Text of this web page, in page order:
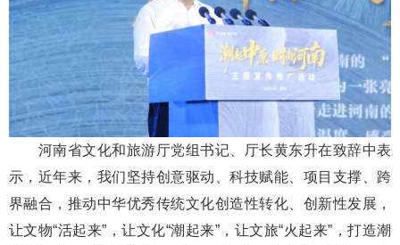
河南省文化和旅游厅党组书记、厅长黄东升在致辞中表
示，近年来，我们坚持创意驱动、科技赋能、项目支撑、跨
界融合，推动中华优秀传统文化创造性转化、创新性发展，
让文物“活起来”，让文化“潮起来”，让文旅“火起来”，打造潮